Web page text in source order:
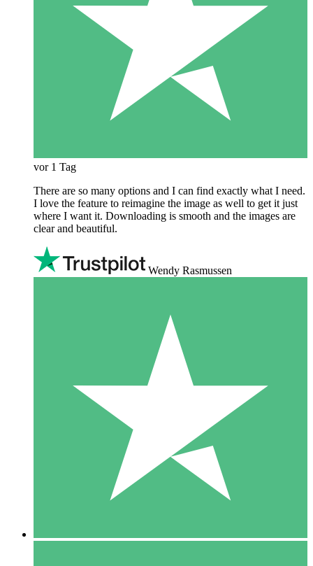
vor 1 Tag
There are so many options and I can find exactly what I need.
I love the feature to reimagine the image as well to get it just
where I want it. Downloading is smooth and the images are
clear and beautiful.
Wendy Rasmussen